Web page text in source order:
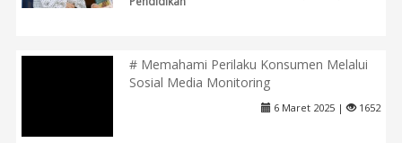
# Memahami Perilaku Konsumen Melalui
Sosial Media Monitoring
6 Maret 2025 | 1652